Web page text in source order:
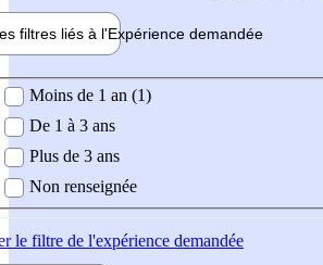
filtres liés à l'Expérience demandée
demandée
Moins de 1 an (1)
De 1 à 3 ans
Plus de 3 ans
Non renseignée
le filtre de l'expérience demandée